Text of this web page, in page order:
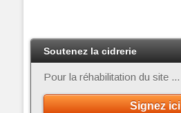
Soutenez la cidrerie
Pour la réhabilitation du site ...
Signez ici